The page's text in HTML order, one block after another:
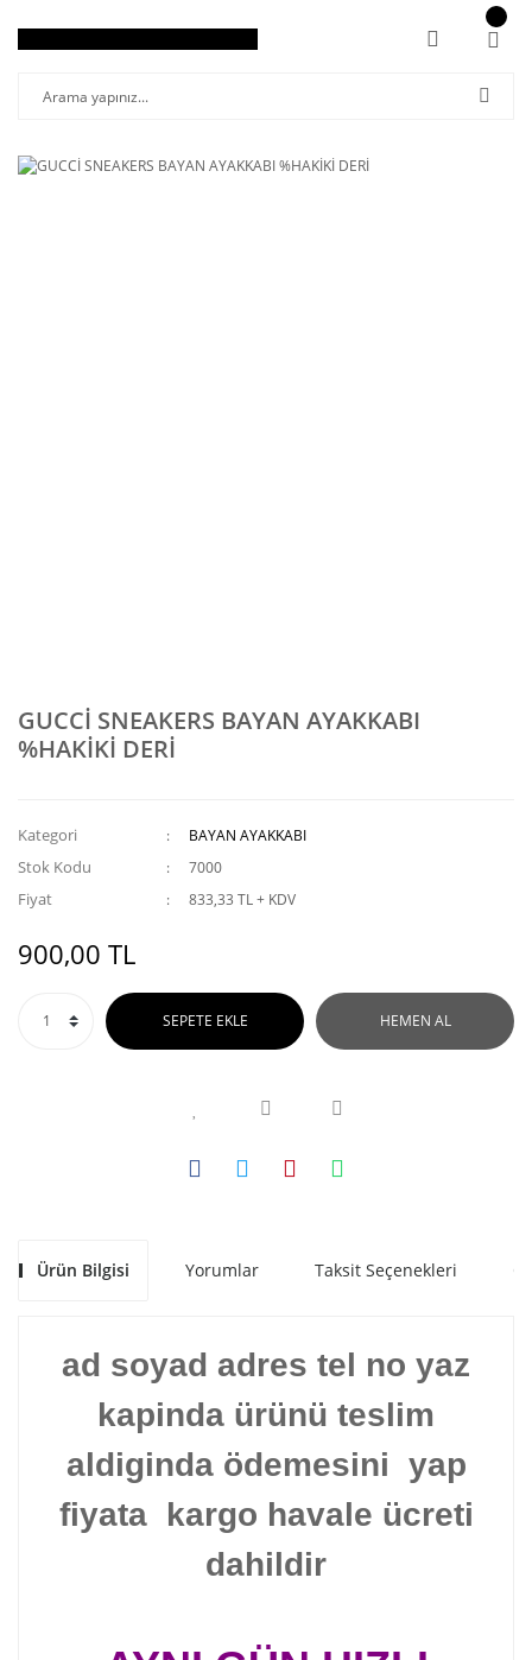
GUCCİ SNEAKERS BAYAN AYAKKABI
%HAKİKİ DERİ
Kategori BAYAN AYAKKABI
Stok Kodu 7000
Fiyat 833,33 TL + KDV
900,00 TL
SEPETE EKLE HEMEN AL
Ürün Bilgisi Yorumlar Taksit Seçenekleri
ad soyad adres tel no yaz
kapinda ürünü teslim
aldiginda ödemesini yap
fiyata kargo havale ücreti
dahildir